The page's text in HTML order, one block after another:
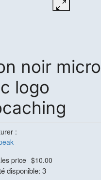
noir micro
logo
:
price $10.00
disponible: 3